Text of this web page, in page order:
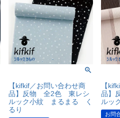
【kifkif／お問い合わせ商
品】反物 全2色 東レシ
ルック小紋 まるまる く
るり
【
品】
ルッ
お問